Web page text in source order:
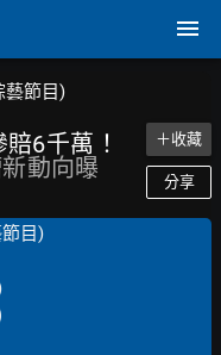
藝節目)
6千萬！
動向曝
＋收藏
分享
目)